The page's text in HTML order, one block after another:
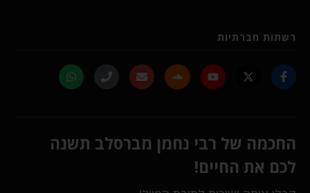
רשתות חברתיות
החכמה של רבי נחמן מברסלב תשנה
לכם את החיים!